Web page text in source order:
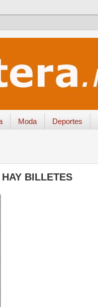
Moda Deportes
BILLETES